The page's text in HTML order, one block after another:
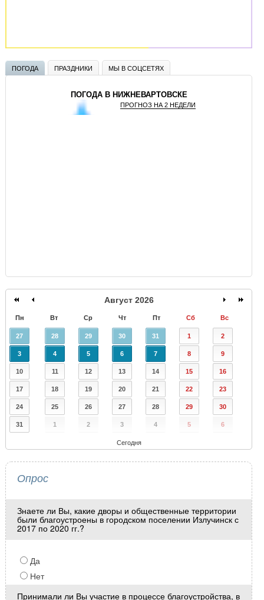
ПОГОДА ПРАЗДНИКИ МЫ В СОЦСЕТЯХ
ПОГОДА В НИЖНЕВАРТОВСКЕ
ПРОГНОЗ НА 2 НЕДЕЛИ
Август 2026
Пн Вт Ср Чт Пт Сб Вс
27 28 29 30 31 1 2
3 4 5 6 7 8 9
10 11 12 13 14 15 16
17 18 19 20 21 22 23
24 25 26 27 28 29 30
31 1 2 3 4 5 6
Сегодня
Опрос
Знаете ли Вы, какие дворы и общественные территории
были благоустроены в городском поселении Излучинск с
2017 по 2020 гг.?
Да
Нет
Принимали ли Вы участие в процессе благоустройства, в